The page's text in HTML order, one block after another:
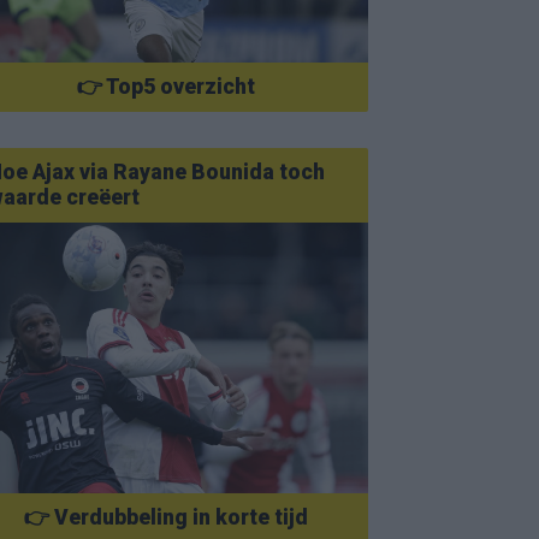
👉 Top5 overzicht
Ajax via Rayane Bounida toch
creëert
👉 Verdubbeling in korte tijd